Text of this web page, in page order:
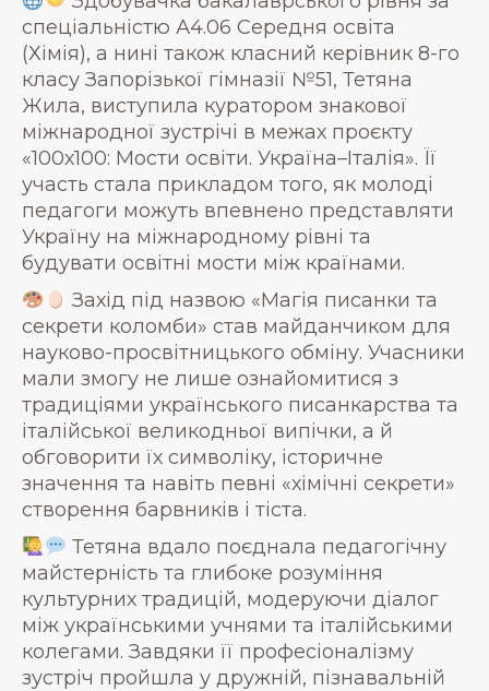
спеціальністю А4.06 Середня освіта
(Хімія), а нині також класний керівник 8-го
класу Запорізької гімназії №51, Тетяна
Жила, виступила куратором знакової
міжнародної зустрічі в межах проєкту
«100х100: Мости освіти. Україна–Італія». Її
участь стала прикладом того, як молоді
педагоги можуть впевнено представляти
Україну на міжнародному рівні та
будувати освітні мости між країнами.
Захід під назвою «Магія писанки та
секрети коломби» став майданчиком для
науково-просвітницького обміну. Учасники
мали змогу не лише ознайомитися з
традиціями українського писанкарства та
італійської великодньої випічки, а й
обговорити їх символіку, історичне
значення та навіть певні «хімічні секрети»
створення барвників і тіста.
Тетяна вдало поєднала педагогічну
майстерність та глибоке розуміння
культурних традицій, модеруючи діалог
між українськими учнями та італійськими
колегами. Завдяки її професіоналізму
зустріч пройшла у дружній, пізнавальній